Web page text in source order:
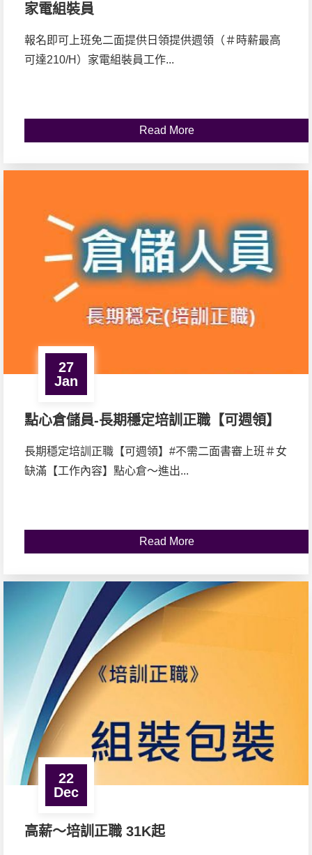
家電組裝員
報名即可上班免二面提供日領提供週領（＃時薪最高
可達210/H）家電組裝員工作...
Read More
27
Jan
點心倉儲員-長期穩定培訓正職【可週領】
長期穩定培訓正職【可週領】#不需二面書審上班＃女
缺滿【工作內容】點心倉～進出...
Read More
22
Dec
高薪～培訓正職 31K起